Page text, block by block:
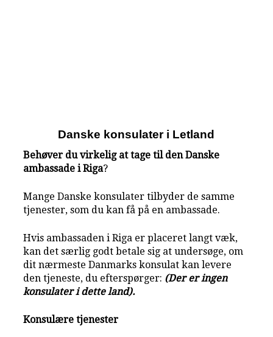
Danske konsulater i Letland
Behøver du virkelig at tage til den Danske
ambassade i Riga?
Mange Danske konsulater tilbyder de samme
tjenester, som du kan få på en ambassade.
Hvis ambassaden i Riga er placeret langt væk,
kan det særlig godt betale sig at undersøge, om
dit nærmeste Danmarks konsulat kan levere
den tjeneste, du efterspørger: (Der er ingen
konsulater i dette land).
Konsulære tjenester